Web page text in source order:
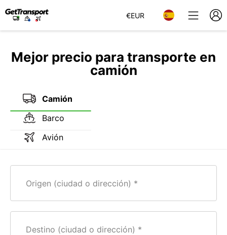
€EUR
Mejor precio para transporte en
camión
Camión
Barco
Avión
Origen (ciudad o dirección)
Destino (ciudad o dirección)